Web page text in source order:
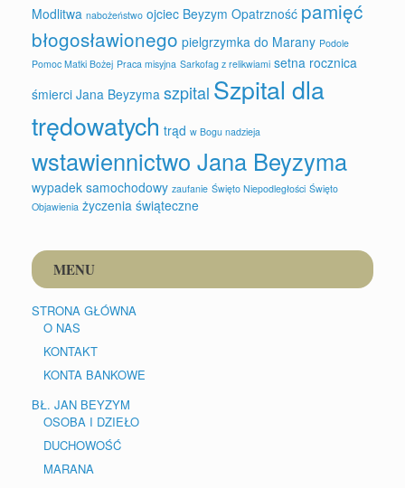
Modlitwa nabożeństwo ojciec Beyzym Opatrzność pamięć
błogosławionego pielgrzymka do Marany Podole
Pomoc Matki Bożej Praca misyjna Sarkofag z relikwiami setna rocznica
śmierci Jana Beyzyma szpital Szpital dla
trędowatych trąd w Bogu nadzieja
wstawiennictwo Jana Beyzyma
wypadek samochodowy zaufanie Święto Niepodległości Święto
Objawienia życzenia świąteczne
MENU
STRONA GŁÓWNA
O NAS
KONTAKT
KONTA BANKOWE
BŁ. JAN BEYZYM
OSOBA I DZIEŁO
DUCHOWOŚĆ
MARANA